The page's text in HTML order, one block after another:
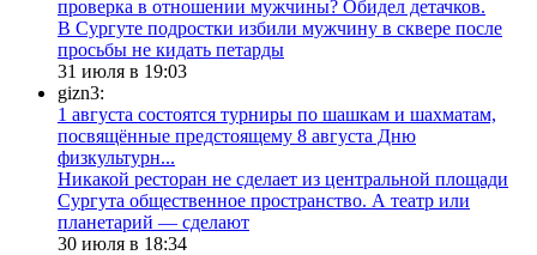
проверка в отношении мужчины? Обидел детачков.
В Сургуте подростки избили мужчину в сквере после
просьбы не кидать петарды
31 июля в 19:03
gizn3:
1 августа состоятся турниры по шашкам и шахматам,
посвящённые предстоящему 8 августа Дню
физкультурн...
​Никакой ресторан не сделает из центральной площади
Сургута общественное пространство. А театр или
планетарий — сделают
30 июля в 18:34